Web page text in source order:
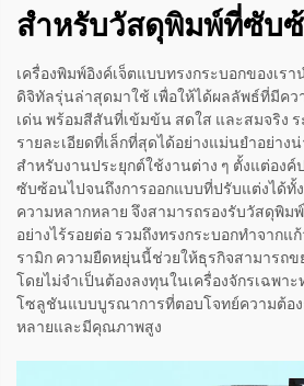
สำหรับวัสดุพิมพ์ที่ซับ
เครื่องพิมพ์อิงค์เจ็ตแบบทรงกระบอกของเร
ดิจิทัลรุ่นล่าสุดมาใช้ เพื่อให้ได้ผลลัพธ์ที่มีคว
เด่น พร้อมสีสันที่เข้มข้น สดใส และสมจริง
รายละเอียดที่เล็กที่สุดได้อย่างแม่นยำอย่างน่
สำหรับงานประยุกต์ใช้งานต่าง ๆ ตั้งแต่อง
ซับซ้อนไปจนถึงการออกแบบที่ปรับแต่งได้ทั้
ความหลากหลาย จึงสามารถรองรับวัสดุพิม
อย่างไร้รอยต่อ รวมถึงทรงกระบอกทำจากแ
รามิก ความยืดหยุ่นนี้ช่วยให้ธุรกิจสามารถ
โดยไม่จำเป็นต้องลงทุนในเครื่องจักรเฉพาะ
โซลูชันแบบบูรณาการที่ตอบโจทย์ความต้อ
หลายและมีคุณภาพสูง